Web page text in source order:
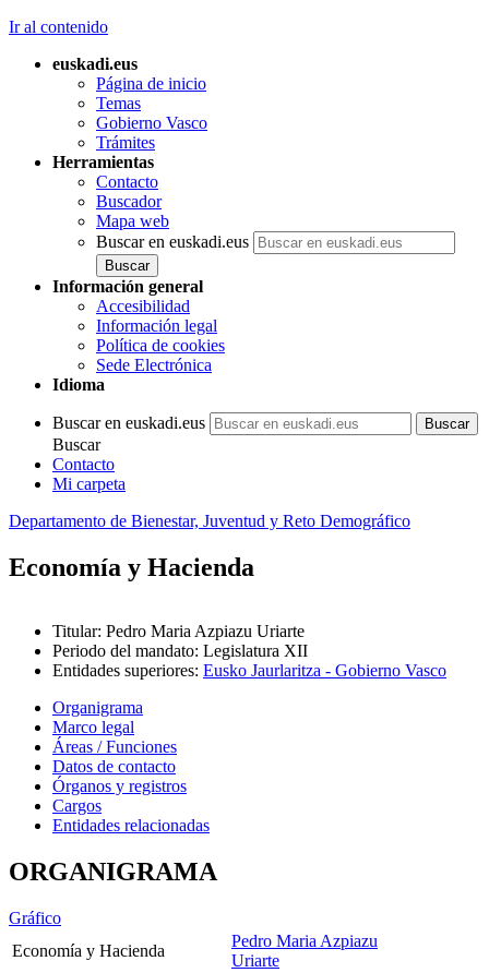
Ir al contenido
euskadi.eus
Página de inicio
Temas
Gobierno Vasco
Trámites
Herramientas
Contacto
Buscador
Mapa web
Buscar en euskadi.eus
Información general
Accesibilidad
Información legal
Política de cookies
Sede Electrónica
Idioma
Buscar en euskadi.eus
Buscar
Contacto
Mi carpeta
Departamento de Bienestar, Juventud y Reto Demográfico
Economía y Hacienda
Titular: Pedro Maria Azpiazu Uriarte
Periodo del mandato: Legislatura XII
Entidades superiores: Eusko Jaurlaritza - Gobierno Vasco
Organigrama
Marco legal
Áreas / Funciones
Datos de contacto
Órganos y registros
Cargos
Entidades relacionadas
ORGANIGRAMA
Gráfico
Economía y Hacienda
Pedro Maria Azpiazu
Uriarte